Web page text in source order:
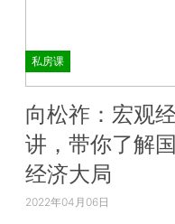
私房课
向松祚：宏观
讲，带你了解
经济大局
2022年04月06日